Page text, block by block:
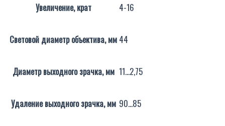
Увеличение, крат 4-16
Световой диаметр объектива, мм 44
Диаметр выходного зрачка, мм 11…2,75
Удаление выходного зрачка, мм 90…85